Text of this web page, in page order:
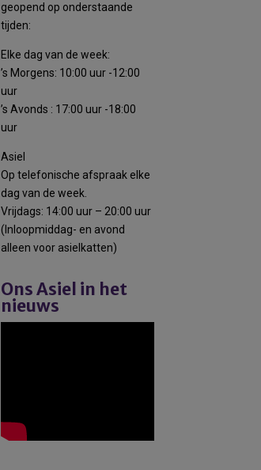
geopend op onderstaande
tijden:
Elke dag van de week:
’s Morgens: 10:00 uur -12:00
uur
’s Avonds : 17:00 uur -18:00
uur
Asiel
Op telefonische afspraak elke
dag van de week.
Vrijdags: 14:00 uur – 20:00 uur
(Inloopmiddag- en avond
alleen voor asielkatten)
Ons Asiel in het
nieuws